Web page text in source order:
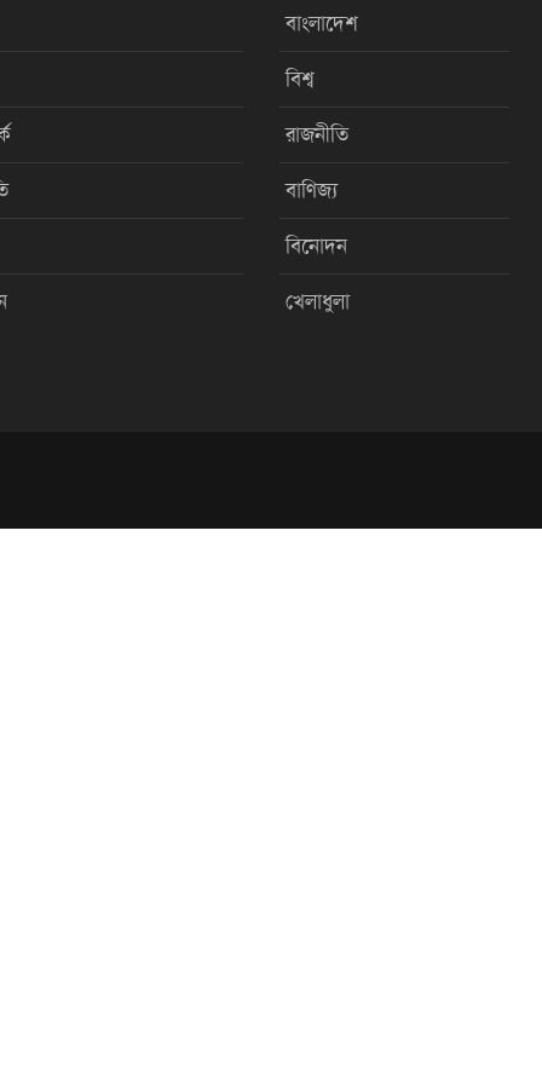
বাংলাদেশ
বিশ্ব
রাজনীতি
বাণিজ্য
বিনোদন
খেলাধুলা